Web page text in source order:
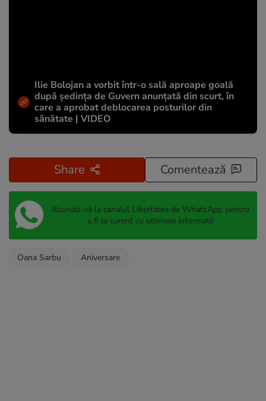
Ilie Bolojan a vorbit într-o sală aproape goală
după ședința de Guvern anunțată din scurt, în
care a aprobat deblocarea posturilor din
sănătate | VIDEO
Share Comentează
Abonați-vă la canalul Libertatea de WhatsApp pentru
a fi la curent cu ultimele informații
Oana Sarbu Aniversare